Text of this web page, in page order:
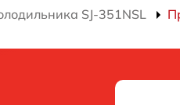
SJ-351NSL